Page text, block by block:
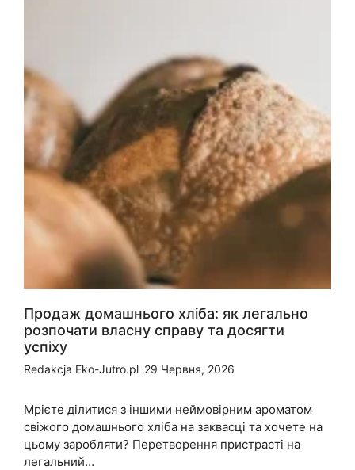
Продаж домашнього хліба: як легально
розпочати власну справу та досягти
успіху
Redakcja Eko-Jutro.pl 29 Червня, 2026
Мрієте ділитися з іншими неймовірним ароматом
свіжого домашнього хліба на заквасці та хочете на
цьому заробляти? Перетворення пристрасті на
легальний…